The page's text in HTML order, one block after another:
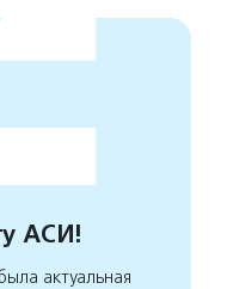
АСИ!
актуальная